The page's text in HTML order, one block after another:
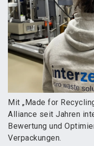
Mit „Made for
Alliance seit Jahren
Bewertung und
Verpackungen.